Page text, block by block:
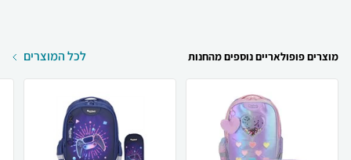
מוצרים פופולאריים נוספים מהחנות לכל המוצרים